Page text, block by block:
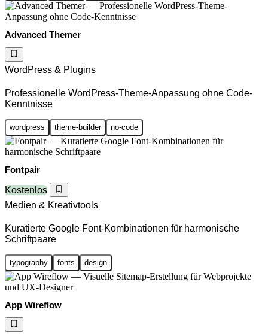
Advanced Themer
WordPress & Plugins
Professionelle WordPress-Theme-Anpassung ohne Code-
Kenntnisse
wordpress theme-builder no-code
Fontpair
Kostenlos
Medien & Kreativtools
Kuratierte Google Font-Kombinationen für harmonische
Schriftpaare
typography fonts design
App Wireflow